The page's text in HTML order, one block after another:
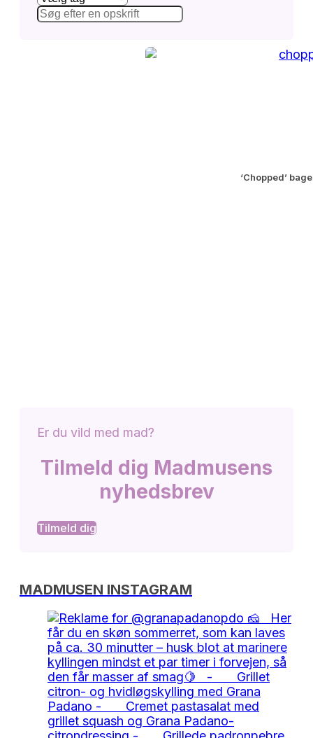
‘Chopped’
Er du vild med mad?
Tilmeld dig Madmusens
nyhedsbrev
Tilmeld dig
MADMUSEN INSTAGRAM